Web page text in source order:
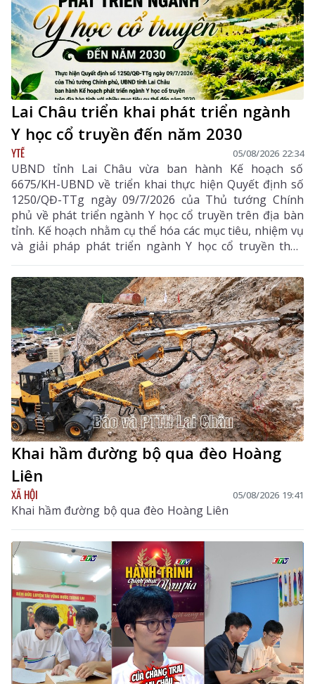
Lai Châu triển khai phát triển ngành
Y học cổ truyền đến năm 2030
YTẾ 05/08/2026 22:34
UBND tỉnh Lai Châu vừa ban hành Kế hoạch số
6675/KH-UBND về triển khai thực hiện Quyết định số
1250/QĐ-TTg ngày 09/7/2026 của Thủ tướng Chính
phủ về phát triển ngành Y học cổ truyền trên địa bàn
tỉnh. Kế hoạch nhằm cụ thể hóa các mục tiêu, nhiệm vụ
và giải pháp phát triển ngành Y học cổ truyền theo
hướng hiện đại, hiệu quả, bền vững; đẩy mạnh kết
hợp y học cổ truyền với y học hiện đại, phát huy tiềm
năng dược liệu của địa phương, góp phần nâng cao
chất lượng chăm sóc, bảo vệ sức khỏe nhân dân và
thúc đẩy phát triển kinh tế - xã hội.
Khai hầm đường bộ qua đèo Hoàng
Liên
XÃ HỘI 05/08/2026 19:41
Khai hầm đường bộ qua đèo Hoàng Liên